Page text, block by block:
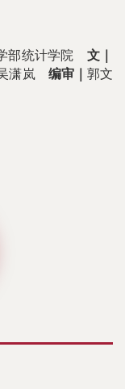
部统计学院 文｜
潇岚 编审｜ 郭文